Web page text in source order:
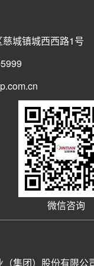
城镇城西西路1号
微信咨询
（集团）股份有限公